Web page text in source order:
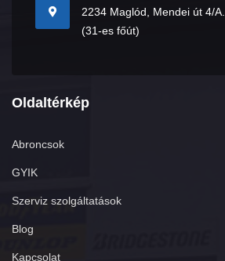
2234 Maglód, Mendei út 4/A.
(31-es főút)
Oldaltérkép
Abroncsok
GYIK
Szerviz szolgáltatások
Blog
Kapcsolat